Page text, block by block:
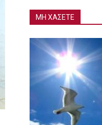
ΜΗ ΧΑΣΕΤΕ